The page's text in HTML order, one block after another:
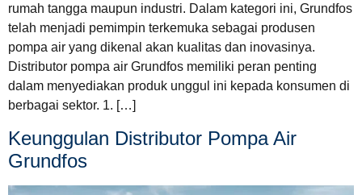
rumah tangga maupun industri. Dalam kategori ini, Grundfos
telah menjadi pemimpin terkemuka sebagai produsen
pompa air yang dikenal akan kualitas dan inovasinya.
Distributor pompa air Grundfos memiliki peran penting
dalam menyediakan produk unggul ini kepada konsumen di
berbagai sektor. 1. […]
Keunggulan Distributor Pompa Air
Grundfos